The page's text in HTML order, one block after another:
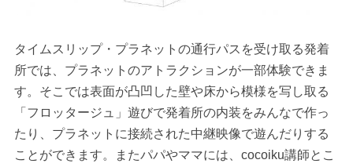
タイムスリップ・プラネットの通行パスを受け取る発着
所では、プラネットのアトラクションが一部体験できま
す。そこでは表面が凸凹した壁や床から模様を写し取る
「フロッタージュ」遊びで発着所の内装をみんなで作っ
たり、プラネットに接続された中継映像で遊んだりする
ことができます。またパパやママには、cocoiku講師とこ